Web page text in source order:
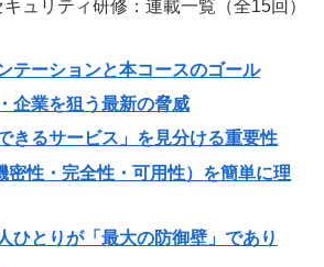
ュリティ研修：連載一覧（全15回）
テーションと本コースのゴール
企業を狙う最新の脅威
きるサービス」を見分ける重要性
密性・完全性・可用性）を簡単に理
ひとりが「最大の防御壁」であり